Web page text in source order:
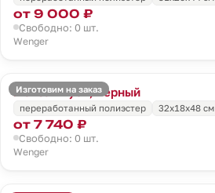
от 9 000 ₽
Свободно: 0 шт.
Wenger
Изготовим на заказ
Рюкзак Tyon, черный
переработанный полиэстер
32х18х48 см
от 7 740 ₽
Свободно: 0 шт.
Wenger